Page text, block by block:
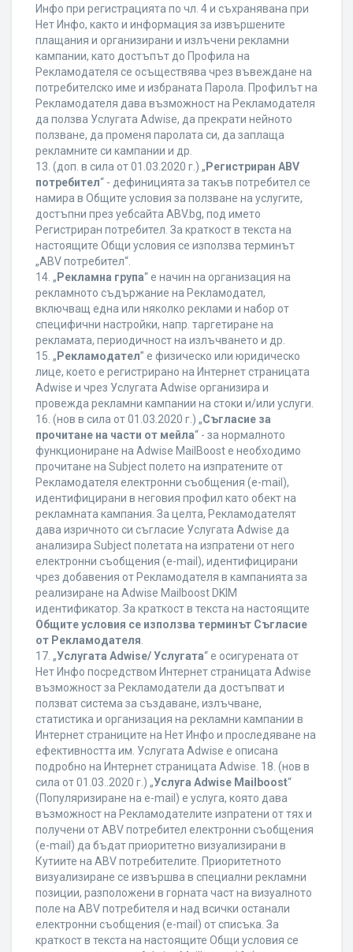
Инфо при регистрацията по чл. 4 и съхранявана при
Нет Инфо, както и информация за извършените
плащания и организирани и излъчени рекламни
кампании, като достъпът до Профила на
Рекламодателя се осъществява чрез въвеждане на
потребителско име и избраната Парола. Профилът на
Рекламодателя дава възможност на Рекламодателя
да ползва Услугата Adwise, да прекрати нейното
ползване, да променя паролата си, да заплаща
рекламните си кампании и др.
13. (доп. в сила от 01.03.2020 г.) „ Регистриран ABV
потребител“ - дефиницията за такъв потребител се
намира в Общите условия за ползване на услугите,
достъпни през уебсайта ABV.bg, под името
Регистриран потребител. За краткост в текста на
настоящите Общи условия се използва терминът
„ABV потребител“.
14. „ Рекламна група“ е начин на организация на
рекламното съдържание на Рекламодател,
включващ една или няколко реклами и набор от
специфични настройки, напр. таргетиране на
рекламата, периодичност на излъчването и др.
15. „ Рекламодател” е физическо или юридическо
лице, което е регистрирано на Интернет страницата
Adwise и чрез Услугата Adwise организира и
провежда рекламни кампании на стоки и/или услуги.
16. (нов в сила от 01.03.2020 г.) „Съгласие за
прочитане на части от мейла“ - за нормалното
функциониране на Adwise MailBoost е необходимо
прочитане на Subject полето на изпратените от
Рекламодателя електронни съобщения (e-mail),
идентифицирани в неговия профил като обект на
рекламната кампания. За целта, Рекламодателят
дава изричното си съгласие Услугата Adwise да
анализира Subject полетата на изпратени от него
електронни съобщения (e-mail), идентифицирани
чрез добавения от Рекламодателя в кампанията за
реализиране на Adwise Mailboost DKIM
идентификатор. За краткост в текста на настоящите
Общите условия се използва терминът Съгласие
от Рекламодателя
17. „Услугата Adwise/ Услугата“ е осигурената от
Нет Инфо посредством Интернет страницата Adwise
възможност за Рекламодатели да достъпват и
ползват система за създаване, излъчване,
статистика и организация на рекламни кампании в
Интернет страниците на Нет Инфо и проследяване на
ефективността им. Услугата Adwise е описана
подробно на Интернет страницата Adwise. 18. (нов в
сила от 01.03..2020 г.) „Услуга Adwise Mailboost“
(Популяризиране на e-mail) е услуга, която дава
възможност на Рекламодателите изпратени от тях и
получени от ABV потребител електронни съобщения
(e-mail) да бъдат приоритетно визуализирани в
Кутиите на ABV потребителите. Приоритетното
визуализиране се извършва в специални рекламни
позиции, разположени в горната част на визуалното
поле на ABV потребителя и над всички останали
електронни съобщения (e-mail) от списъка. За
краткост в текста на настоящите Общи условия се